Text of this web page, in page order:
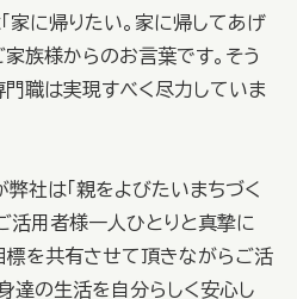
家に帰りたい。家に帰してあげ
家族様からのお言葉です。そう
職は実現すべく尽力していま
社は「親をよびたいまちづく
活用者様一人ひとりと真摯に
標を共有させて頂きながらご活
達の生活を自分らしく安心し